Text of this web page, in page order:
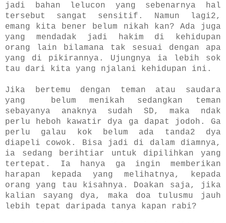
jadi bahan lelucon yang sebenarnya hal
tersebut sangat sensitif. Namun lagi2,
emang kita bener belum nikah kan? Ada juga
yang mendadak jadi hakim di kehidupan
orang lain bilamana tak sesuai dengan apa
yang di pikirannya. Ujungnya ia lebih sok
tau dari kita yang njalani kehidupan ini.
Jika bertemu dengan teman atau saudara
yang belum menikah sedangkan teman
sebayanya anaknya sudah SD, maka ndak
perlu heboh kawatir dya ga dapat jodoh. Ga
perlu galau kok belum ada tanda2 dya
diapeli cowok. Bisa jadi di dalam diamnya,
ia sedang berihtiar untuk dipilihkan yang
tertepat. Ia hanya ga ingin memberikan
harapan kepada yang melihatnya, kepada
orang yang tau kisahnya. Doakan saja, jika
kalian sayang dya, maka doa tulusmu jauh
lebih tepat daripada tanya kapan rabi?